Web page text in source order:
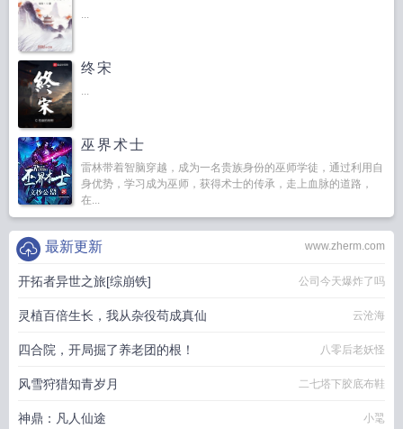
...
终宋
...
巫界术士
雷林带着智脑穿越，成为一名贵族身份的巫师学徒，通过利用自
身优势，学习成为巫师，获得术士的传承，走上血脉的道路，
在...
www.zherm.com
最新更新
开拓者异世之旅[综崩铁] 公司今天爆炸了吗
灵植百倍生长，我从杂役苟成真仙 云沧海
四合院，开局掘了养老团的根！ 八零后老妖怪
风雪狩猎知青岁月 二七塔下胶底布鞋
神鼎：凡人仙途 小毣